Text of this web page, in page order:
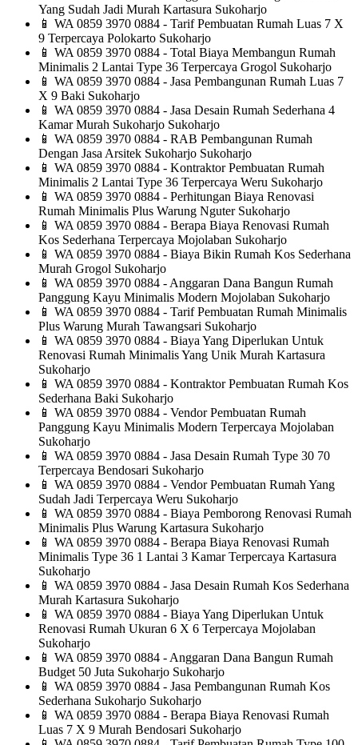
Yang Sudah Jadi Murah Kartasura Sukoharjo
📱 WA 0859 3970 0884 - Tarif Pembuatan Rumah Luas 7 X
9 Terpercaya Polokarto Sukoharjo
📱 WA 0859 3970 0884 - Total Biaya Membangun Rumah
Minimalis 2 Lantai Type 36 Terpercaya Grogol Sukoharjo
📱 WA 0859 3970 0884 - Jasa Pembangunan Rumah Luas 7
X 9 Baki Sukoharjo
📱 WA 0859 3970 0884 - Jasa Desain Rumah Sederhana 4
Kamar Murah Sukoharjo Sukoharjo
📱 WA 0859 3970 0884 - RAB Pembangunan Rumah
Dengan Jasa Arsitek Sukoharjo Sukoharjo
📱 WA 0859 3970 0884 - Kontraktor Pembuatan Rumah
Minimalis 2 Lantai Type 36 Terpercaya Weru Sukoharjo
📱 WA 0859 3970 0884 - Perhitungan Biaya Renovasi
Rumah Minimalis Plus Warung Nguter Sukoharjo
📱 WA 0859 3970 0884 - Berapa Biaya Renovasi Rumah
Kos Sederhana Terpercaya Mojolaban Sukoharjo
📱 WA 0859 3970 0884 - Biaya Bikin Rumah Kos Sederhana
Murah Grogol Sukoharjo
📱 WA 0859 3970 0884 - Anggaran Dana Bangun Rumah
Panggung Kayu Minimalis Modern Mojolaban Sukoharjo
📱 WA 0859 3970 0884 - Tarif Pembuatan Rumah Minimalis
Plus Warung Murah Tawangsari Sukoharjo
📱 WA 0859 3970 0884 - Biaya Yang Diperlukan Untuk
Renovasi Rumah Minimalis Yang Unik Murah Kartasura
Sukoharjo
📱 WA 0859 3970 0884 - Kontraktor Pembuatan Rumah Kos
Sederhana Baki Sukoharjo
📱 WA 0859 3970 0884 - Vendor Pembuatan Rumah
Panggung Kayu Minimalis Modern Terpercaya Mojolaban
Sukoharjo
📱 WA 0859 3970 0884 - Jasa Desain Rumah Type 30 70
Terpercaya Bendosari Sukoharjo
📱 WA 0859 3970 0884 - Vendor Pembuatan Rumah Yang
Sudah Jadi Terpercaya Weru Sukoharjo
📱 WA 0859 3970 0884 - Biaya Pemborong Renovasi Rumah
Minimalis Plus Warung Kartasura Sukoharjo
📱 WA 0859 3970 0884 - Berapa Biaya Renovasi Rumah
Minimalis Type 36 1 Lantai 3 Kamar Terpercaya Kartasura
Sukoharjo
📱 WA 0859 3970 0884 - Jasa Desain Rumah Kos Sederhana
Murah Kartasura Sukoharjo
📱 WA 0859 3970 0884 - Biaya Yang Diperlukan Untuk
Renovasi Rumah Ukuran 6 X 6 Terpercaya Mojolaban
Sukoharjo
📱 WA 0859 3970 0884 - Anggaran Dana Bangun Rumah
Budget 50 Juta Sukoharjo Sukoharjo
📱 WA 0859 3970 0884 - Jasa Pembangunan Rumah Kos
Sederhana Sukoharjo Sukoharjo
📱 WA 0859 3970 0884 - Berapa Biaya Renovasi Rumah
Luas 7 X 9 Murah Bendosari Sukoharjo